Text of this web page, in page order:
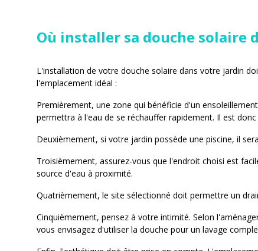
Où installer sa douche solaire
L'installation de votre douche solaire dans votre jardin
l'emplacement idéal :
Premièrement, une zone qui bénéficie d'un
permettra à l'eau de se réchauffer rapidement. Il est
Deuxièmement, si votre jardin possède une piscine, il
Troisièmement, assurez-vous que l'endroit choisi est
source d'eau à proximité.
Quatrièmement, le site sélectionné doit permettre un
Cinquièmement, pensez à votre intimité. Selon
vous envisagez d'utiliser la douche pour un lavage